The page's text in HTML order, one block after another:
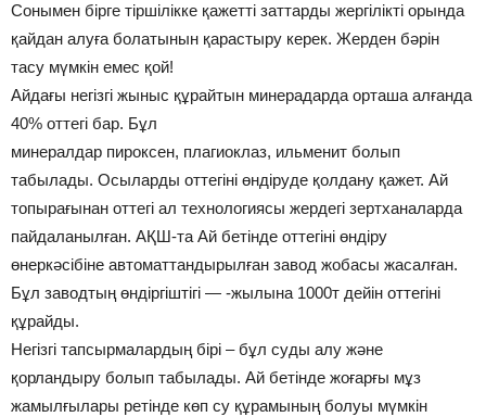
Сонымен бірге тіршілікке қажетті заттарды жергілікті орында
қайдан алуға болатынын қарастыру керек. Жерден бәрін
тасу мүмкін емес қой!
Айдағы негізгі жыныс құрайтын минерадарда орташа алғанда
40% оттегі бар. Бұл
минералдар пироксен, плагиоклаз, ильменит болып
табылады. Осыларды оттегіні өндіруде қолдану қажет. Ай
топырағынан оттегі ал технологиясы жердегі зертханаларда
пайдаланылған. АҚШ-та Ай бетінде оттегіні өндіру
өнеркәсібіне автоматтандырылған завод жобасы жасалған.
Бұл заводтың өндіргіштігі — -жылына 1000т дейін оттегіні
құрайды.
Негізгі тапсырмалардың бірі – бұл суды алу және
қорландыру болып табылады. Ай бетінде жоғарғы мұз
жамылғылары ретінде көп су құрамының болуы мүмкін